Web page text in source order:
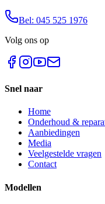
Bel: 045 525 1976
Volg ons op
Snel naar
Home
Onderhoud &
Aanbiedingen
Media
Veelgestelde vragen
Contact
Modellen